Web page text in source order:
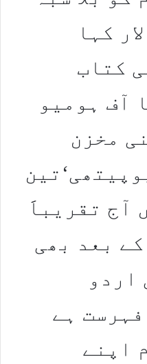
کہا
کتاب
آف ہومیو
مخزن
آج تقریباََ
بعد بھی
اردو
ہے
اپنے